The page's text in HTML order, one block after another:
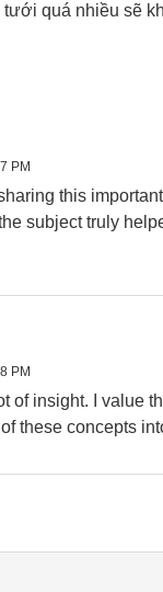
tưới quá nhiều sẽ
PM
this
subject truly
PM
of insight. I value
these concepts